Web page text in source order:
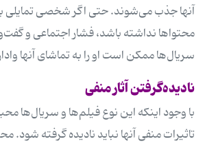
آنها جذب می‌شوند. حتی اگر شخصی تمایلی
محتواها نداشته باشد، فشار اجتماعی و
سریال‌ها ممکن است او را به تماشای آنها
نادیده‌گرفتن آثار منفی
با وجود اینکه این نوع فیلم‌ها و سریال‌ها
تاثیرات منفی آنها نباید نادیده گرفته